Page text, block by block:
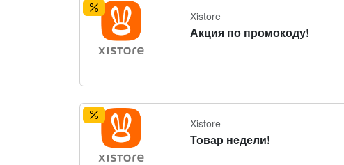
Xistore
Акция по промокоду!
Xistore
Товар недели!